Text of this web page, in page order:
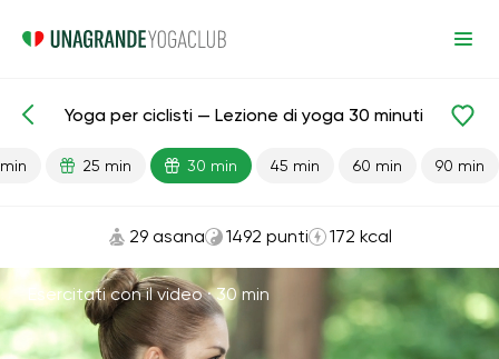
Lezioni pronte Sport
Yoga per ciclisti — Lezione di yoga 30 minuti
25 min 30 min 45 min 60 min 90 min
29 asana 1492 punti 172 kcal
Esercitati con il video ·30 min